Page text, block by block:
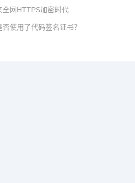
全网HTTPS加密时代
使用了代码签名证书？